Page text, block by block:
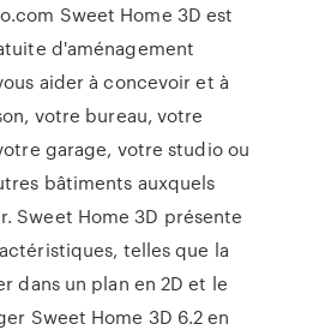
Sweet Home 3D est
d'aménagement
aider à concevoir et à
votre bureau, votre
garage, votre studio ou
bâtiments auxquels
Sweet Home 3D présente
telles que la
dans un plan en 2D et le
Sweet Home 3D 6.2 en